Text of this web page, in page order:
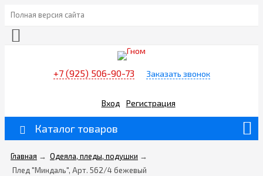
Полная версия сайта
+7 (925) 506-90-73 Заказать звонок
Вход Регистрация
Каталог товаров
Главная → Одеяла, пледы, подушки →
Плед "Миндаль", Арт. 562/4 бежевый